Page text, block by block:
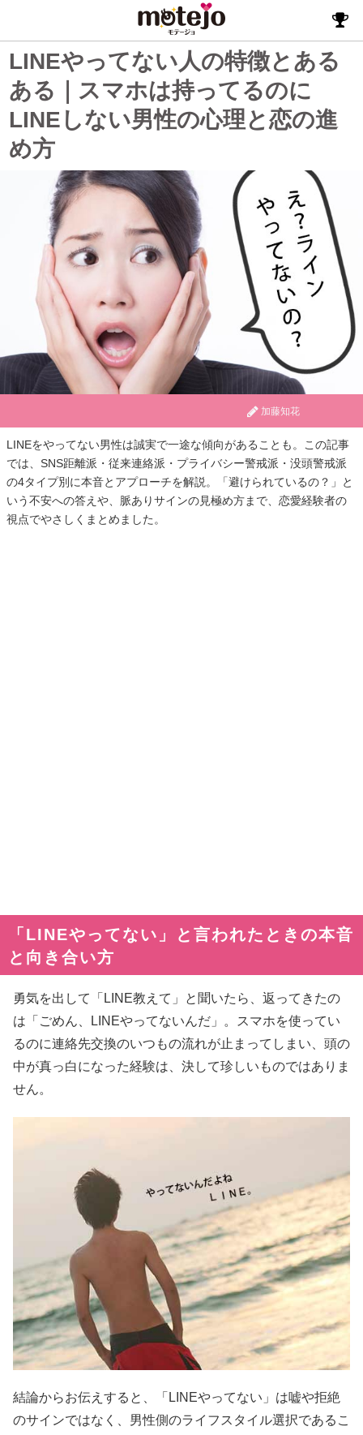
LINEやってない人の特徴とある
ある｜スマホは持ってるのに
LINEしない男性の心理と恋の進
め方
加藤知花
LINEをやってない男性は誠実で一途な傾向があることも。この記事
では、SNS距離派・従来連絡派・プライバシー警戒派・没頭警戒派
の4タイプ別に本音とアプローチを解説。「避けられているの？」と
いう不安への答えや、脈ありサインの見極め方まで、恋愛経験者の
視点でやさしくまとめました。
「LINEやってない」と言われたときの本音
と向き合い方
勇気を出して「LINE教えて」と聞いたら、返ってきたの
は「ごめん、LINEやってないんだ」。スマホを使ってい
るのに連絡先交換のいつもの流れが止まってしまい、頭の
中が真っ白になった経験は、決して珍しいものではありま
せん。
結論からお伝えすると、「LINEやってない」は嘘や拒絶
のサインではなく、男性側のライフスタイル選択であるこ